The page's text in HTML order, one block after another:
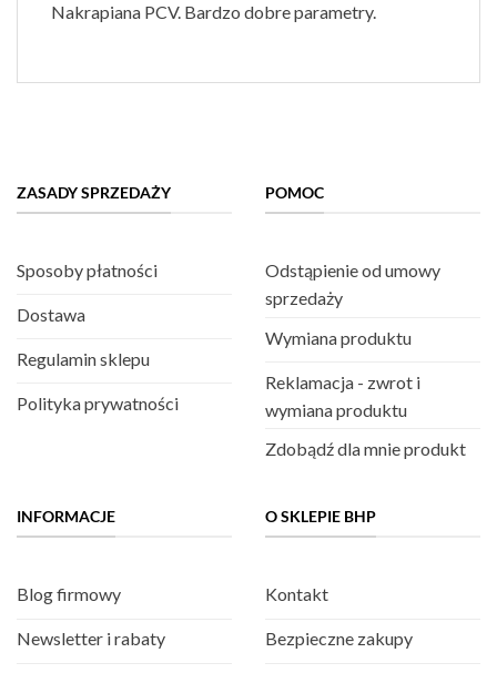
Nakrapiana PCV. Bardzo dobre parametry.
ZASADY SPRZEDAŻY
Sposoby płatności
Dostawa
Regulamin sklepu
Polityka prywatności
POMOC
Odstąpienie od umowy
sprzedaży
Wymiana produktu
Reklamacja - zwrot i
wymiana produktu
Zdobądź dla mnie produkt
INFORMACJE
Blog firmowy
Newsletter i rabaty
O SKLEPIE BHP
Kontakt
Bezpieczne zakupy